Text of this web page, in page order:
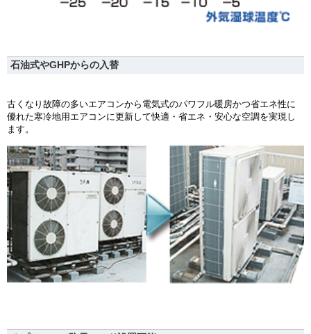
石油式やGHPからの入替
古くなり故障の多いエアコンから電気式のパワフル暖房かつ省エネ性に
優れた寒冷地用エアコンに更新して快適・省エネ・安心な空調を実現し
ます。